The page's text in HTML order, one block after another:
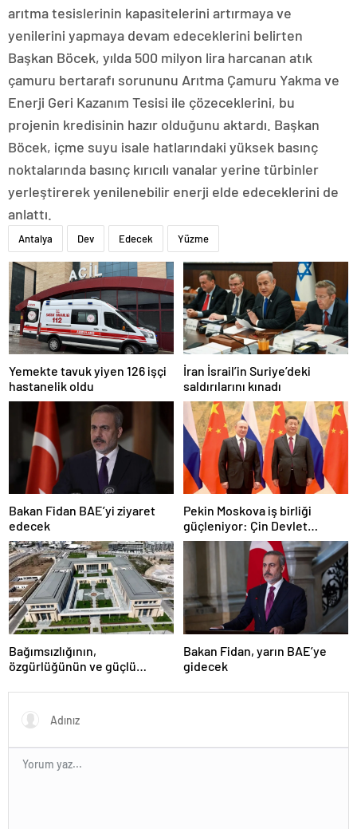
arıtma tesislerinin kapasitelerini artırmaya ve
yenilerini yapmaya devam edeceklerini belirten
Başkan Böcek, yılda 500 milyon lira harcanan atık
çamuru bertarafı sorununu Arıtma Çamuru Yakma ve
Enerji Geri Kazanım Tesisi ile çözeceklerini, bu
projenin kredisinin hazır olduğunu aktardı. Başkan
Böcek, içme suyu isale hatlarındaki yüksek basınç
noktalarında basınç kırıcılı vanalar yerine türbinler
yerleştirerek yenilenebilir enerji elde edeceklerini de
anlattı.
Antalya Dev Edecek Yüzme
Yemekte tavuk yiyen 126 işçi
hastanelik oldu
İran İsrail’in Suriye’deki
saldırılarını kınadı
Bakan Fidan BAE’yi ziyaret
edecek
Pekin Moskova iş birliği
güçleniyor: Çin Devlet
Başkanı Zafer Günü için
Rusya’da olacak
Bağımsızlığının,
özgürlüğünün ve güçlü
Türkiye’den Yavru Vatan’a dev
eserler…
Bakan Fidan, yarın BAE’ye
gidecek